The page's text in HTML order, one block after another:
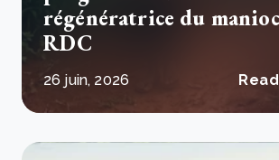
régénératrice du
RDC
26 juin, 2026